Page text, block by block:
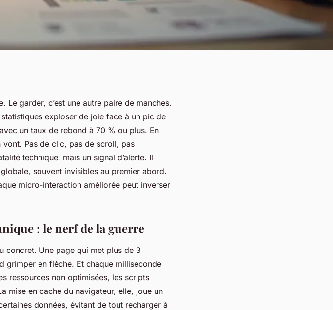
Le garder, c’est une autre paire de manches.
exploser de joie face à un pic de
un taux de rebond à 70 % ou plus. En
Pas de clic, pas de scroll, pas
technique, mais un signal d’alerte. Il
souvent invisibles au premier abord.
micro-interaction améliorée peut inverser
: le nerf de la guerre
concret. Une page qui met plus de 3
grimper en flèche. Et chaque milliseconde
ressources non optimisées, les scripts
mise en cache du navigateur, elle, joue un
données, évitant de tout recharger à